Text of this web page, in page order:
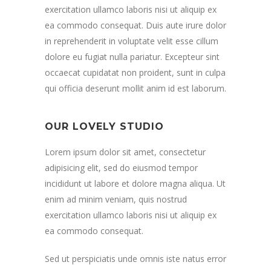
exercitation ullamco laboris nisi ut aliquip ex
ea commodo consequat. Duis aute irure dolor
in reprehenderit in voluptate velit esse cillum
dolore eu fugiat nulla pariatur. Excepteur sint
occaecat cupidatat non proident, sunt in culpa
qui officia deserunt mollit anim id est laborum.
OUR LOVELY STUDIO
Lorem ipsum dolor sit amet, consectetur
adipisicing elit, sed do eiusmod tempor
incididunt ut labore et dolore magna aliqua. Ut
enim ad minim veniam, quis nostrud
exercitation ullamco laboris nisi ut aliquip ex
ea commodo consequat.
Sed ut perspiciatis unde omnis iste natus error